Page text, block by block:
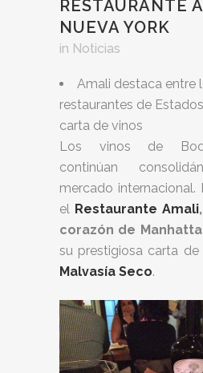
RESTAURANTE
NUEVA YORK
in Noticias
Amali destaca entre
restaurantes de
carta de vinos
Los vinos de
continúan
mercado internacional.
el Restaurante Amali
corazón de
su prestigiosa carta de
Malvasía Seco.